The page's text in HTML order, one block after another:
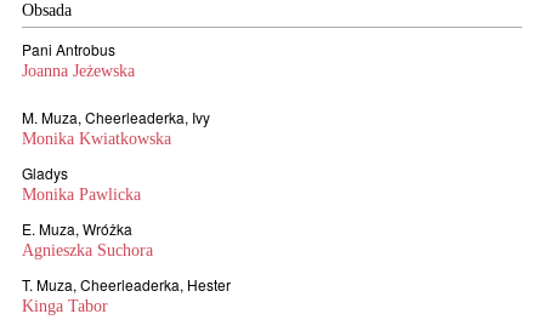
Obsada
Pani Antrobus
Joanna Jeżewska
M. Muza, Cheerleaderka, Ivy
Monika Kwiatkowska
Gladys
Monika Pawlicka
E. Muza, Wróżka
Agnieszka Suchora
T. Muza, Cheerleaderka, Hester
Kinga Tabor